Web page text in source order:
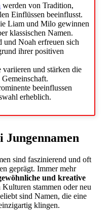
werden von Tradition,
Einflüssen beeinflusst.
Liam und Milo gewinnen
klassischen Namen.
Noah erfreuen sich
ihrer positiven
variieren und stärken die
beeinflussen
erheblich.
Jungennamen
sind faszinierend und oft
geprägt. Immer mehr
und kreative
Kulturen stammen oder neu
sind Namen, die eine
klingen.